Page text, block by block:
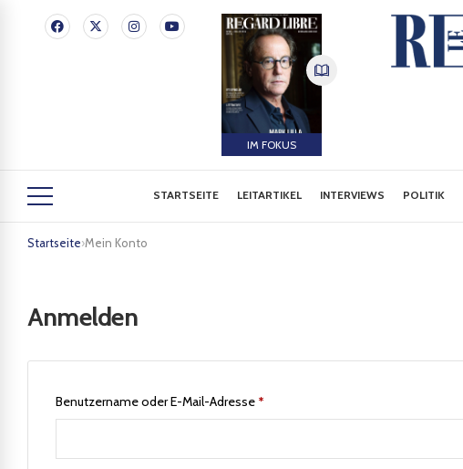
IM FOKUS
STARTSEITE LEITARTIKEL INTERVIEWS POLITIK
Startseite›Mein Konto
Anmelden
Benutzername oder E-Mail-Adresse *